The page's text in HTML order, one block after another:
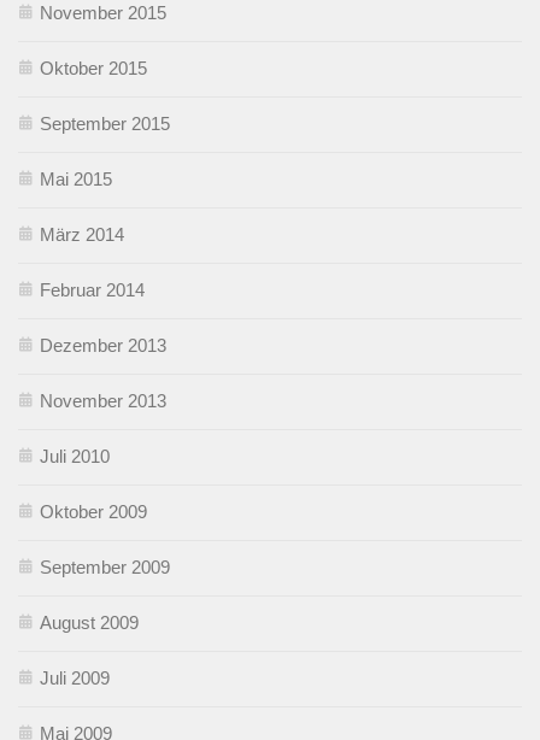
November 2015
Oktober 2015
September 2015
Mai 2015
März 2014
Februar 2014
Dezember 2013
November 2013
Juli 2010
Oktober 2009
September 2009
August 2009
Juli 2009
Mai 2009